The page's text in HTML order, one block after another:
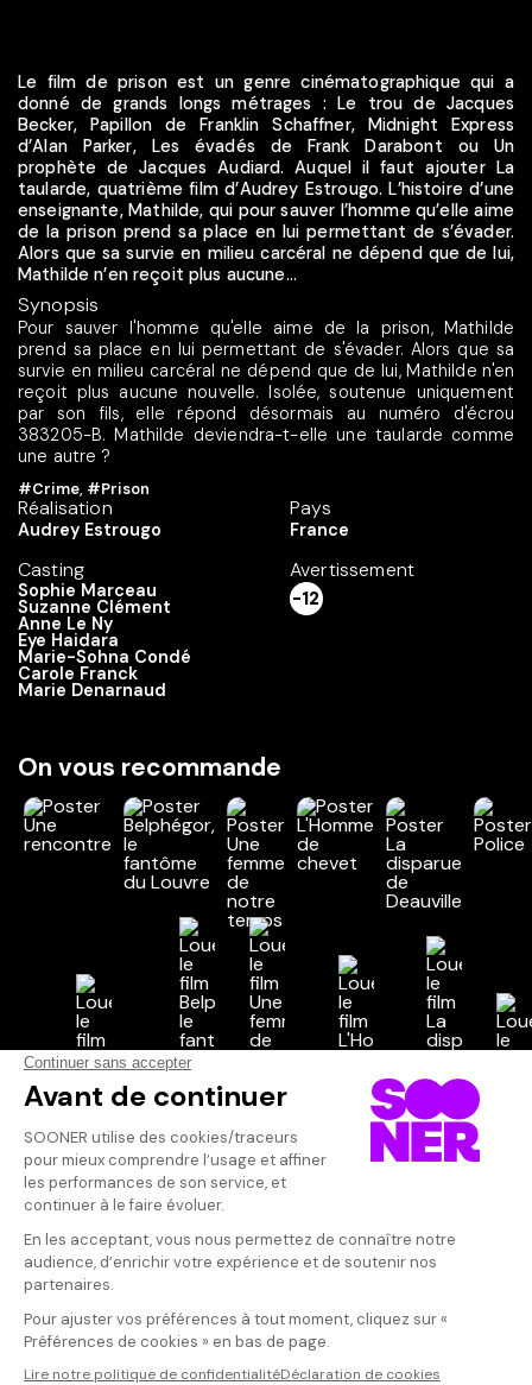
Le film de prison est un genre cinématographique qui a
donné de grands longs métrages : Le trou de Jacques
Becker, Papillon de Franklin Schaffner, Midnight Express
d’Alan Parker, Les évadés de Frank Darabont ou Un
prophète de Jacques Audiard. Auquel il faut ajouter La
taularde, quatrième film d’Audrey Estrougo. L’histoire d’une
enseignante, Mathilde, qui pour sauver l’homme qu’elle aime
de la prison prend sa place en lui permettant de s’évader.
Alors que sa survie en milieu carcéral ne dépend que de lui,
Mathilde n’en reçoit plus aucune...
Synopsis
Pour sauver l'homme qu'elle aime de la prison, Mathilde
prend sa place en lui permettant de s'évader. Alors que sa
survie en milieu carcéral ne dépend que de lui, Mathilde n'en
reçoit plus aucune nouvelle. Isolée, soutenue uniquement
par son fils, elle répond désormais au numéro d'écrou
383205-B. Mathilde deviendra-t-elle une taularde comme
une autre ?
#Crime, #Prison
Réalisation
Audrey Estrougo
Casting
Sophie Marceau
Suzanne Clément
Anne Le Ny
Eye Haidara
Marie-Sohna Condé
Carole Franck
Marie Denarnaud
Pays
France
Avertissement
-12
On vous recommande
Vos avis
Donnez votre avis
Votre note
Votre commentaire
Il faut vous connecter pour
publier un avis